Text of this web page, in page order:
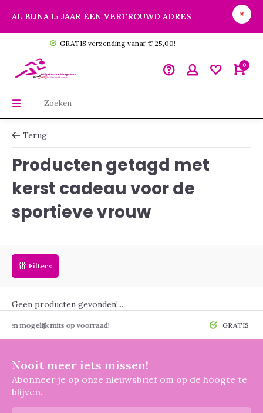
AL BIJNA 15 JAAR EEN VERTROUWD ADRES
GRATIS verzending vanaf € 25,00!
0
Terug
Producten getagd met
kerst cadeau voor de
sportieve vrouw
Filters
Geen producten gevonden!...
mits op voorraad! GRATIS
Nooit meer iets missen!
Abonneer je op onze nieuwsbrief om op de hoogte te
blijven.